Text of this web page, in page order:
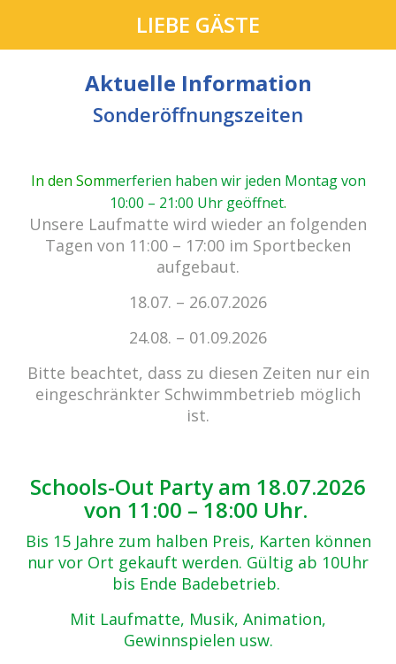
cabrio Senden - das Bad.
Außergewöhnlich, vielfältig!
Kein Einlass bei Gewitter
zu den E-Tickets
Zurück zur Übersicht
LIEBE GÄSTE
Aktuelle Information
Sonderöffnungszeiten
In den Sommerferien haben wir jeden Montag von
10:00 – 21:00 Uhr geöffnet.
Unsere Laufmatte wird wieder an folgenden
Tagen von 11:00 – 17:00 im Sportbecken
aufgebaut.
18.07. – 26.07.2026
24.08. – 01.09.2026
Bitte beachtet, dass zu diesen Zeiten nur ein
eingeschränkter Schwimmbetrieb möglich
ist.
Schools-Out Party am 18.07.2026
von 11:00 – 18:00 Uhr.
Bis 15 Jahre zum halben Preis, Karten können
nur vor Ort gekauft werden. Gültig ab 10Uhr
bis Ende Badebetrieb.
Mit Laufmatte, Musik, Animation,
Gewinnspielen usw.